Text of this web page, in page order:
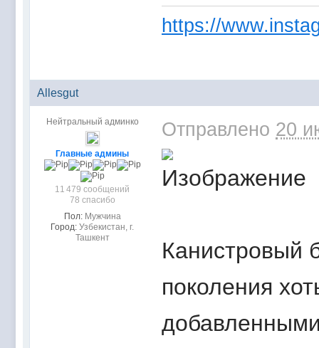
https://
Allesgut
Нейтральный админко
Главные админы
11 479 сообщений
78 спасибо
Пол: Мужчина
Город: Узбекистан, г.
Ташкент
Отправлено 20
Канистровый
поколения